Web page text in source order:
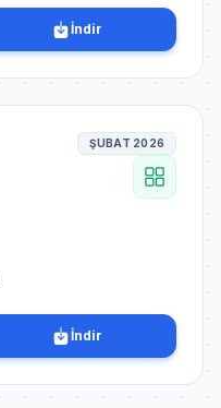
İndir
ŞUBAT 2026
İndir